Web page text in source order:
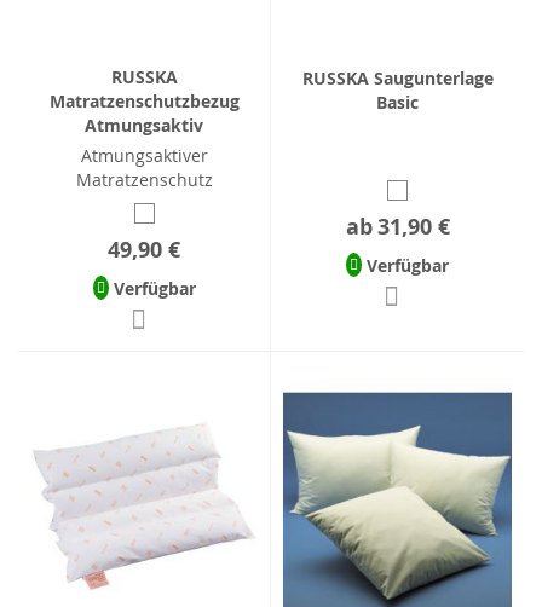
RUSSKA
Matratzenschutzbezug
Atmungsaktiv
Atmungsaktiver
Matratzenschutz
49,90 €
Verfügbar
RUSSKA Saugunterlage
Basic
ab31,90 €
Verfügbar